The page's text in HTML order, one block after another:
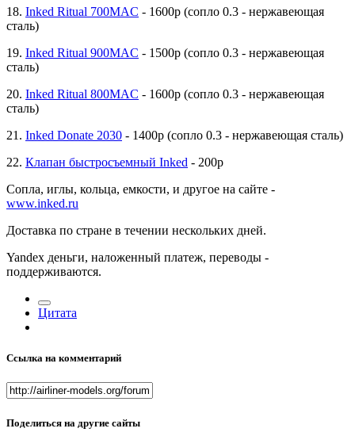
18. Inked Ritual 700MAC - 1600р (сопло 0.3 - нержавеющая
сталь)
19. Inked Ritual 900MAC - 1500р (сопло 0.3 - нержавеющая
сталь)
20. Inked Ritual 800MAC - 1600р (сопло 0.3 - нержавеющая
сталь)
21. Inked Donate 2030 - 1400р (сопло 0.3 - нержавеющая сталь)
22. Клапан быстросъемный Inked - 200р
Сопла, иглы, кольца, емкости, и другое на сайте -
www.inked.ru
Доставка по стране в течении нескольких дней.
Yandex деньги, наложенный платеж, переводы -
поддерживаются.
Цитата
Ссылка на комментарий
Поделиться на другие сайты